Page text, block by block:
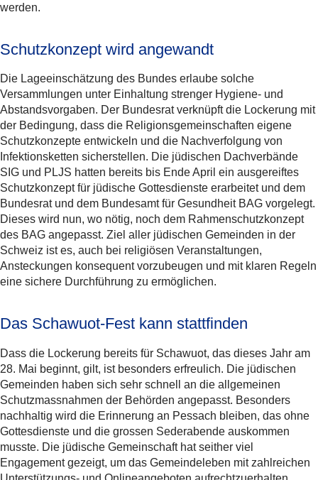
werden.
Schutzkonzept wird angewandt
Die Lageeinschätzung des Bundes erlaube solche
Versammlungen unter Einhaltung strenger Hygiene- und
Abstandsvorgaben. Der Bundesrat verknüpft die Lockerung mit
der Bedingung, dass die Religionsgemeinschaften eigene
Schutzkonzepte entwickeln und die Nachverfolgung von
Infektionsketten sicherstellen. Die jüdischen Dachverbände
SIG und PLJS hatten bereits bis Ende April ein ausgereiftes
Schutzkonzept für jüdische Gottesdienste erarbeitet und dem
Bundesrat und dem Bundesamt für Gesundheit BAG vorgelegt.
Dieses wird nun, wo nötig, noch dem Rahmenschutzkonzept
des BAG angepasst. Ziel aller jüdischen Gemeinden in der
Schweiz ist es, auch bei religiösen Veranstaltungen,
Ansteckungen konsequent vorzubeugen und mit klaren Regeln
eine sichere Durchführung zu ermöglichen.
Das Schawuot-Fest kann stattfinden
Dass die Lockerung bereits für Schawuot, das dieses Jahr am
28. Mai beginnt, gilt, ist besonders erfreulich. Die jüdischen
Gemeinden haben sich sehr schnell an die allgemeinen
Schutzmassnahmen der Behörden angepasst. Besonders
nachhaltig wird die Erinnerung an Pessach bleiben, das ohne
Gottesdienste und die grossen Sederabende auskommen
musste. Die jüdische Gemeinschaft hat seither viel
Engagement gezeigt, um das Gemeindeleben mit zahlreichen